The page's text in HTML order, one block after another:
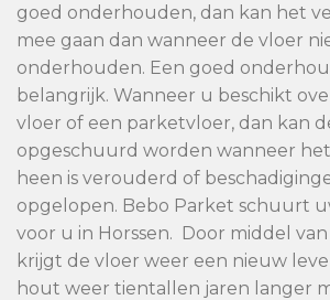
goed onderhouden, dan kan het
mee gaan dan wanneer de vloer
onderhouden. Een goed
belangrijk. Wanneer u beschikt
vloer of een parketvloer, dan kan
opgeschuurd worden wanneer
heen is verouderd of
opgelopen. Bebo Parket schuurt
voor u in Horssen. Door middel
krijgt de vloer weer een nieuw
hout weer tientallen jaren langer